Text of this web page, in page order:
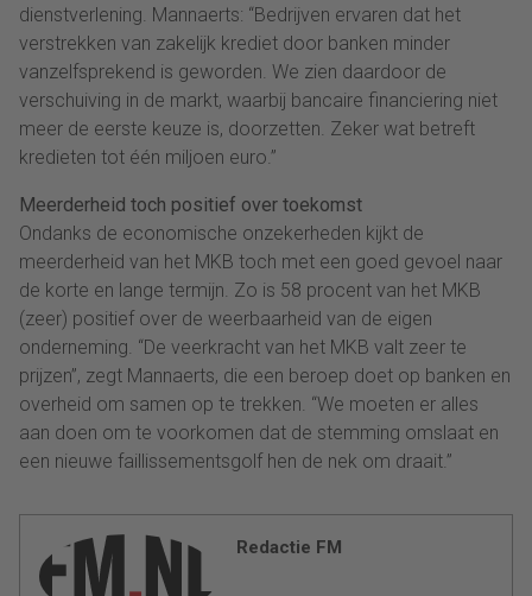
dienstverlening. Mannaerts: “Bedrijven ervaren dat het
verstrekken van zakelijk krediet door banken minder
vanzelfsprekend is geworden. We zien daardoor de
verschuiving in de markt, waarbij bancaire financiering niet
meer de eerste keuze is, doorzetten. Zeker wat betreft
kredieten tot één miljoen euro.”
Meerderheid toch positief over toekomst
Ondanks de economische onzekerheden kijkt de
meerderheid van het MKB toch met een goed gevoel naar
de korte en lange termijn. Zo is 58 procent van het MKB
(zeer) positief over de weerbaarheid van de eigen
onderneming. “De veerkracht van het MKB valt zeer te
prijzen”, zegt Mannaerts, die een beroep doet op banken en
overheid om samen op te trekken. “We moeten er alles
aan doen om te voorkomen dat de stemming omslaat en
een nieuwe faillissementsgolf hen de nek om draait.”
Redactie FM